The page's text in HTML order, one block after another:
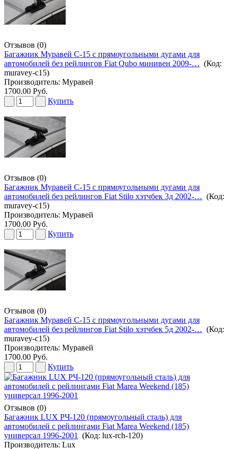
Отзывов (0)
Багажник Муравей С-15 с прямоугольными дугами для
автомобилей без рейлингов Fiat Qubo минивен 2009-… (Код:
muravey-c15)
Производитель: Муравей
1700.00 Руб.
Купить
Отзывов (0)
Багажник Муравей С-15 с прямоугольными дугами для
автомобилей без рейлингов Fiat Stilo хэтчбек 3д 2002-… (Код:
muravey-c15)
Производитель: Муравей
1700.00 Руб.
Купить
Отзывов (0)
Багажник Муравей С-15 с прямоугольными дугами для
автомобилей без рейлингов Fiat Stilo хэтчбек 5д 2002-… (Код:
muravey-c15)
Производитель: Муравей
1700.00 Руб.
Купить
Отзывов (0)
Багажник LUX РЧ-120 (прямоугольный сталь) для
автомобилей с рейлингами Fiat Marea Weekend (185)
универсал 1996-2001
(Код: lux-rch-120)
Производитель: Lux